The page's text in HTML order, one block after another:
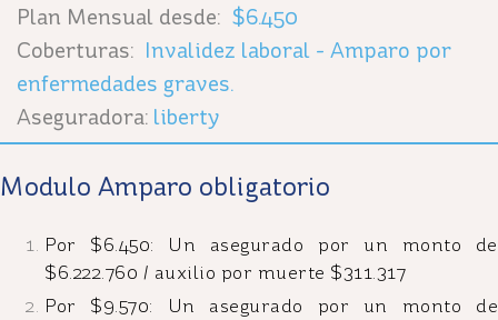
Plan Mensual desde: $6.450
Coberturas: Invalidez laboral - Amparo por
enfermedades graves.
Aseguradora: liberty
Modulo Amparo obligatorio
Por $6.450: Un asegurado por un monto de
$6.222.760 / auxilio por muerte $311.317
Por $9.570: Un asegurado por un monto de